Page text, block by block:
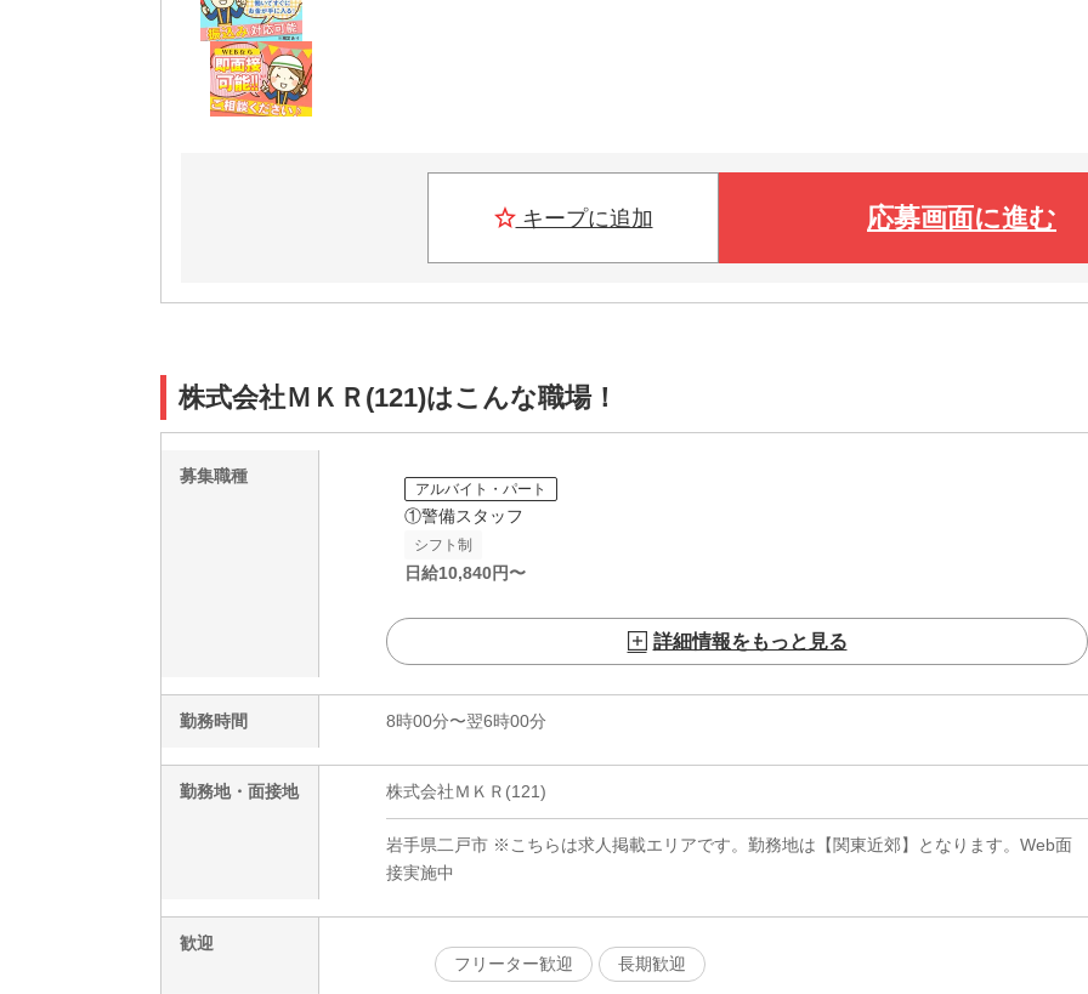
キープに追加 応募画面に進む
株式会社ＭＫＲ(121)はこんな職場！
募集職種
アルバイト・パート
①警備スタッフ
シフト制
日給10,840円〜
詳細情報をもっと見る
勤務時間 8時00分〜翌6時00分
勤務地・面接地 株式会社ＭＫＲ(121)
岩手県二戸市 ※こちらは求人掲載エリアです。勤務地は【関東近郊】となります。Web面
接実施中
歓迎
フリーター歓迎
長期歓迎